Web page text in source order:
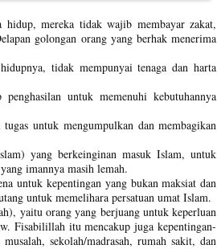
mereka tidak wajib membayar zakat,
golongan orang yang berhak menerima
tidak mempunyai tenaga dan harta
untuk memenuhi kebutuhannya
untuk mengumpulkan dan membagikan
yang berkeinginan masuk Islam, untuk
imannya masih lemah.
untuk kepentingan yang bukan maksiat dan
untuk memelihara persatuan umat Islam.
yaitu orang yang berjuang untuk keperluan
Fisabilillah itu mencakup juga kepentingan-
sekolah/madrasah, rumah sakit, dan